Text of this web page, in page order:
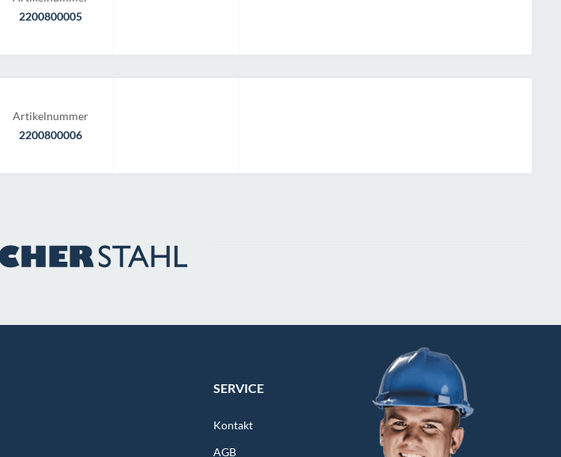
2200800005
Artikelnummer
2200800006
SERVICE
Kontakt
AGB